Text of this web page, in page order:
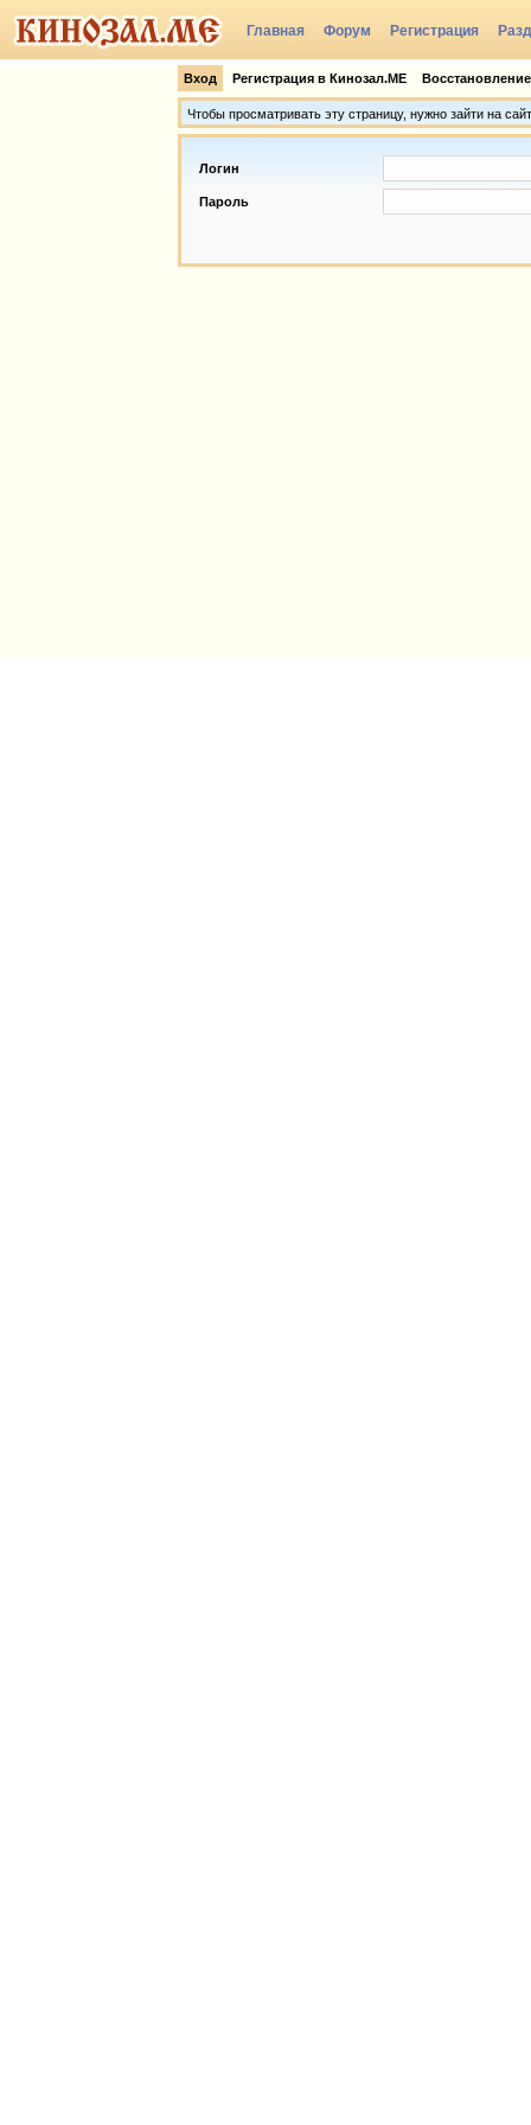
Главная Форум Регистрация
Вход Регистрация в Кинозал.МЕ
Чтобы просматривать эту страницу, нужно зайти на сайт
Логин
Пароль